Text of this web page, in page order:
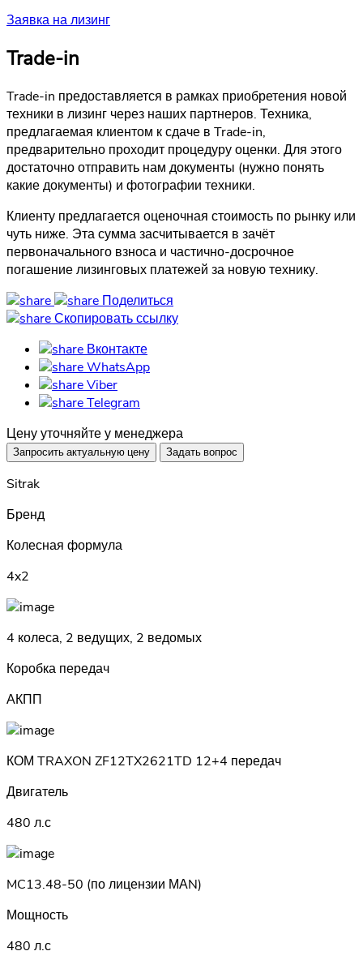
Заявка на лизинг
Trade-in
Trade-in предоставляется в рамках приобретения новой
техники в лизинг через наших партнеров. Техника,
предлагаемая клиентом к сдаче в Trade-in,
предварительно проходит процедуру оценки. Для этого
достаточно отправить нам документы (нужно понять
какие документы) и фотографии техники.
Клиенту предлагается оценочная стоимость по рынку или
чуть ниже. Эта сумма засчитывается в зачёт
первоначального взноса и частично-досрочное
погашение лизинговых платежей за новую технику.
Поделиться
Скопировать ссылку
Вконтакте
WhatsApp
Viber
Telegram
Цену уточняйте у менеджера
Запросить актуальную цену Задать вопрос
Sitrak
Бренд
Колесная формула
4x2
4 колеса, 2 ведущих, 2 ведомых
Коробка передач
АКПП
КОМ TRAXON ZF12TX2621TD 12+4 передач
Двигатель
480 л.с
MC13.48-50 (по лицензии МАN)
Мощность
480 л.с